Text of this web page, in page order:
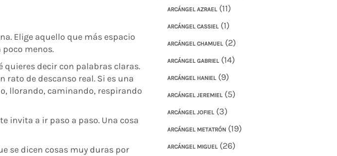
Elige aquello que más espacio
menos.
quieres decir con palabras claras.
rato de descanso real. Si es una
llorando, caminando, respirando
invita a ir paso a paso. Una cosa
se dicen cosas muy duras por
ARCÁNGEL AZRAEL(11)
ARCÁNGEL CASSIEL(1)
ARCÁNGEL CHAMUEL(2)
ARCÁNGEL GABRIEL(14)
ARCÁNGEL HANIEL(9)
ARCÁNGEL JEREMIEL(5)
ARCÁNGEL JOFIEL(3)
ARCÁNGEL METATRÓN(19)
ARCÁNGEL MIGUEL(26)